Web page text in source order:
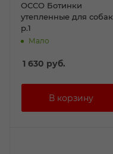
ОССО Ботинки
утепленные для собак
р.1
Мало
1 630 руб.